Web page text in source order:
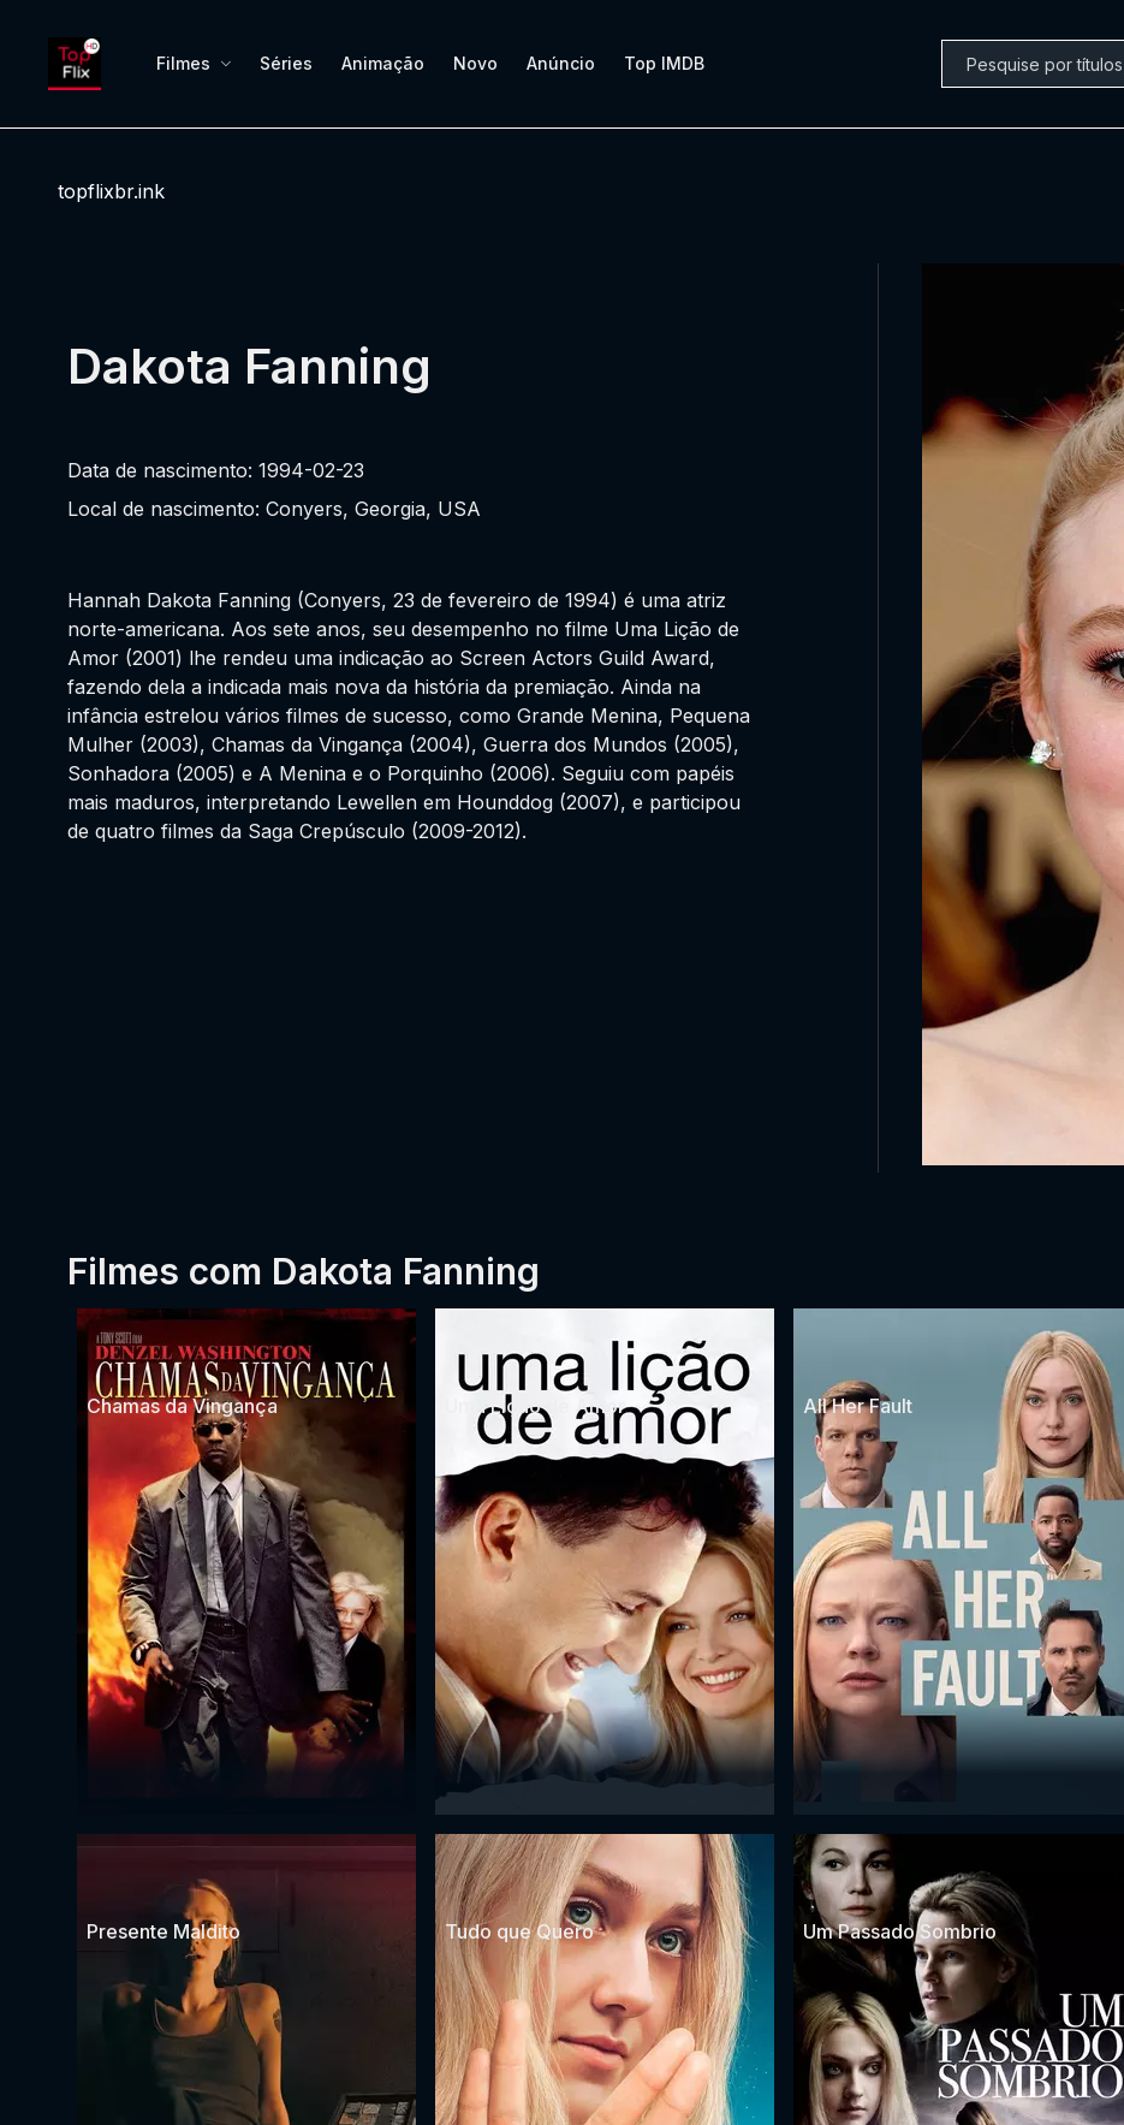
Filmes Séries Animação Novo Anúncio Top IMDB
topflixbr.ink
Dakota Fanning
Data de nascimento: 1994-02-23
Local de nascimento: Conyers, Georgia, USA
Hannah Dakota Fanning (Conyers, 23 de fevereiro de 1994) é uma atriz
norte-americana. Aos sete anos, seu desempenho no filme Uma Lição de
Amor (2001) lhe rendeu uma indicação ao Screen Actors Guild Award,
fazendo dela a indicada mais nova da história da premiação. Ainda na
infância estrelou vários filmes de sucesso, como Grande Menina, Pequena
Mulher (2003), Chamas da Vingança (2004), Guerra dos Mundos (2005),
Sonhadora (2005) e A Menina e o Porquinho (2006). Seguiu com papéis
mais maduros, interpretando Lewellen em Hounddog (2007), e participou
de quatro filmes da Saga Crepúsculo (2009-2012).
Filmes com Dakota Fanning
Chamas da Vingança Uma Lição de Amor All Her Fault
Presente Maldito Tudo que Quero Um Passado Sombrio